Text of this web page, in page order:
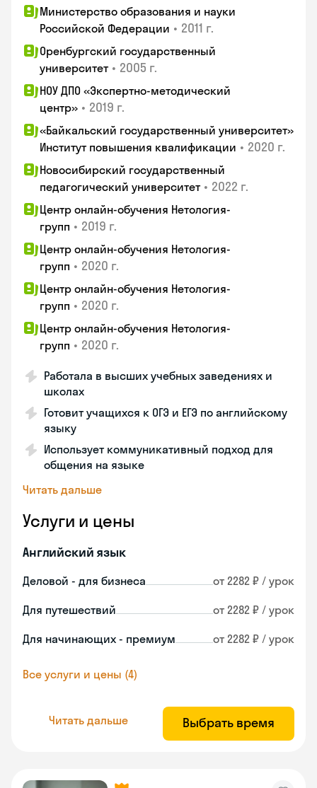
Министерство образования и науки
Российской Федерации • 2011 г.
Оренбургский государственный
университет • 2005 г.
НОУ ДПО «Экспертно-методический
центр» • 2019 г.
«Байкальский государственный университет»
Институт повышения квалификации • 2020 г.
Новосибирский государственный
педагогический университет • 2022 г.
Центр онлайн-обучения Нетология-
групп • 2019 г.
Центр онлайн-обучения Нетология-
групп • 2020 г.
Центр онлайн-обучения Нетология-
групп • 2020 г.
Центр онлайн-обучения Нетология-
групп • 2020 г.
Работала в высших учебных заведениях и
школах
Готовит учащихся к ОГЭ и ЕГЭ по английскому
языку
Использует коммуникативный подход для
общения на языке
Читать дальше
Услуги и цены
Английский язык
Деловой - для бизнеса от 2282 ₽ / урок
Для путешествий от 2282 ₽ / урок
Для начинающих - премиум от 2282 ₽ / урок
Все услуги и цены (4)
Читать дальше Выбрать время